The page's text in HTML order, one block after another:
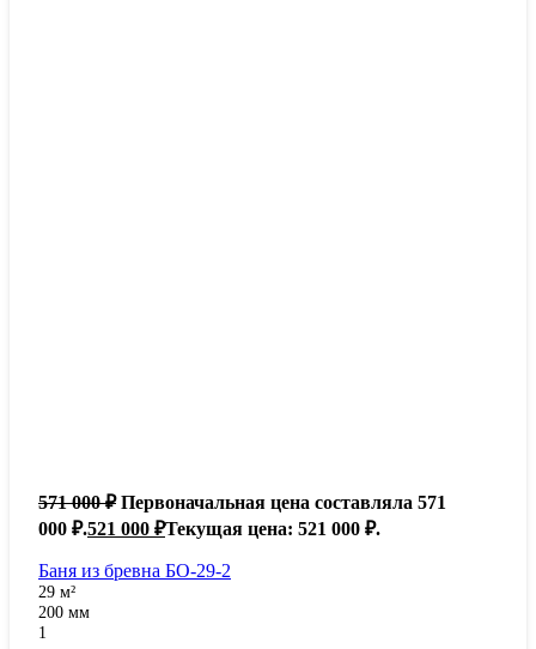
571 000₽ Первоначальная цена составляла 571
000 ₽.521 000 ₽Текущая цена: 521 000 ₽.
Баня из бревна БО-29-2
29 м²
200 мм
1